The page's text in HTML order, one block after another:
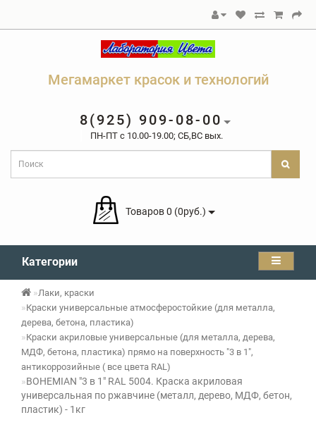
Мегамаркет красок и технологий
8(925) 909-08-00
ПН-ПТ c 10.00-19.00; СБ,ВС вых.
Товаров 0 (0руб.)
Категории
Лаки, краски
Краски универсальные атмосферостойкие (для металла,
дерева, бетона, пластика)
Краски акриловые универсальные (для металла, дерева,
МДФ, бетона, пластика) прямо на поверхность "3 в 1",
антикоррозийные ( все цвета RAL)
BOHEMIAN "3 в 1" RAL 5004. Краска акриловая
универсальная по ржавчине (металл, дерево, МДФ, бетон,
пластик) - 1кг